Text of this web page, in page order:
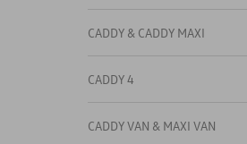
CADDY & CADDY MAXI
CADDY 4
CADDY VAN & MAXI VAN